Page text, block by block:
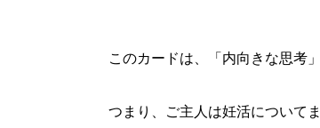
このカードは、「内向きな思考
つまり、ご主人は妊活について